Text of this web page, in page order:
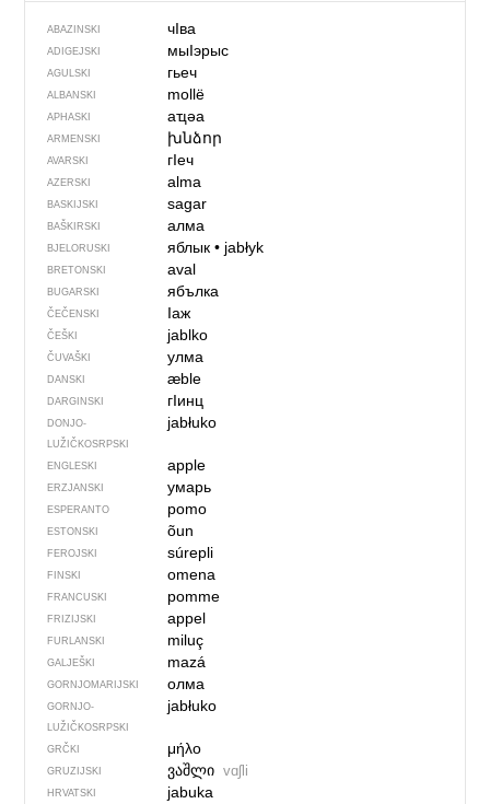
ABAZINSKI чIва
ADIGEJSKI мыIэрыс
AGULSKI гьеч
ALBANSKI mollë
APHASKI аҵәа
ARMENSKI խնձոր
AVARSKI гIеч
AZERSKI alma
BASKIJSKI sagar
BAŠKIRSKI алма
BJELORUSKI яблык• jabłyk
BRETONSKI aval
BUGARSKI ябълка
ČEČENSKI Iаж
ČEŠKI jablko
ČUVAŠKI улма
DANSKI æble
DARGINSKI гIинц
DONJO­
LUŽIČKOSRPSKI
jabłuko
ENGLESKI apple
ERZJANSKI умарь
ESPERANTO pomo
ESTONSKI õun
FEROJSKI súrepli
FINSKI omena
FRANCUSKI pomme
FRIZIJSKI appel
FURLANSKI miluç
GALJEŠKI mazá
GORNJOMARIJSKI олма
GORNJO­
LUŽIČKOSRPSKI
jabłuko
GRČKI μήλο
GRUZIJSKI ვაშლი vɑʃli
HRVATSKI jabuka